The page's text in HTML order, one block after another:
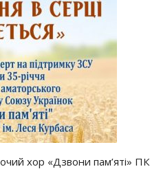
хор «Дзвони пам’яті» ПК